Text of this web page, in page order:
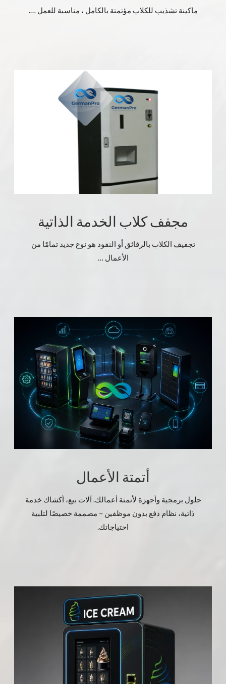
ماكينة تشذيب للكلاب مؤتمتة بالكامل ، مناسبة للعمل ….
مجفف كلاب الخدمة الذاتية
تجفيف الكلاب بالرقائق أو النقود هو نوع جديد تمامًا من
الأعمال …
أتمتة الأعمال
حلول برمجية وأجهزة لأتمتة أعمالك. آلات بيع، أكشاك خدمة
ذاتية، نظام دفع بدون موظفين – مصممة خصيصًا لتلبية
احتياجاتك.